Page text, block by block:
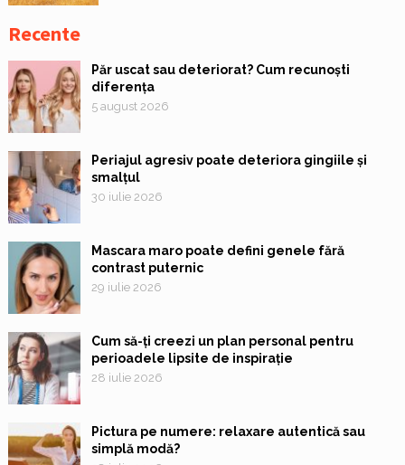
Recente
Păr uscat sau deteriorat? Cum recunoști
diferența
5 august 2026
Periajul agresiv poate deteriora gingiile și
smalțul
30 iulie 2026
Mascara maro poate defini genele fără
contrast puternic
29 iulie 2026
Cum să-ți creezi un plan personal pentru
perioadele lipsite de inspirație
28 iulie 2026
Pictura pe numere: relaxare autentică sau
simplă modă?